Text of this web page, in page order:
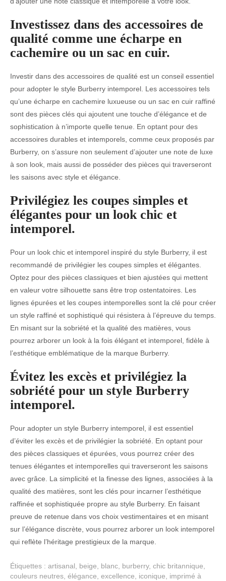
Investissez dans des accessoires de
qualité comme une écharpe en
cachemire ou un sac en cuir.
Investir dans des accessoires de qualité est un conseil essentiel
pour adopter le style Burberry intemporel. Les accessoires tels
qu’une écharpe en cachemire luxueuse ou un sac en cuir raffiné
sont des pièces clés qui ajoutent une touche d’élégance et de
sophistication à n’importe quelle tenue. En optant pour des
accessoires durables et intemporels, comme ceux proposés par
Burberry, on s’assure non seulement d’ajouter une note de luxe
à son look, mais aussi de posséder des pièces qui traverseront
les saisons avec style et élégance.
Privilégiez les coupes simples et
élégantes pour un look chic et
intemporel.
Pour un look chic et intemporel inspiré du style Burberry, il est
recommandé de privilégier les coupes simples et élégantes.
Optez pour des pièces classiques et bien ajustées qui mettent
en valeur votre silhouette sans être trop ostentatoires. Les
lignes épurées et les coupes intemporelles sont la clé pour créer
un style raffiné et sophistiqué qui résistera à l’épreuve du temps.
En misant sur la sobriété et la qualité des matières, vous
pourrez arborer un look à la fois élégant et intemporel, fidèle à
l’esthétique emblématique de la marque Burberry.
Évitez les excès et privilégiez la
sobriété pour un style Burberry
intemporel.
Pour adopter un style Burberry intemporel, il est essentiel
d’éviter les excès et de privilégier la sobriété. En optant pour
des pièces classiques et épurées, vous pourrez créer des
tenues élégantes et intemporelles qui traverseront les saisons
avec grâce. La simplicité et la finesse des lignes, associées à la
qualité des matières, sont les clés pour incarner l’esthétique
raffinée et sophistiquée propre au style Burberry. En faisant
preuve de retenue dans vos choix vestimentaires et en misant
sur l’élégance discrète, vous pourrez arborer un look intemporel
qui reflète l’héritage prestigieux de la marque.
Étiquettes : artisanal beige blanc burberry, chic britannique
couleurs neutres élégance excellence iconique
imprimé à